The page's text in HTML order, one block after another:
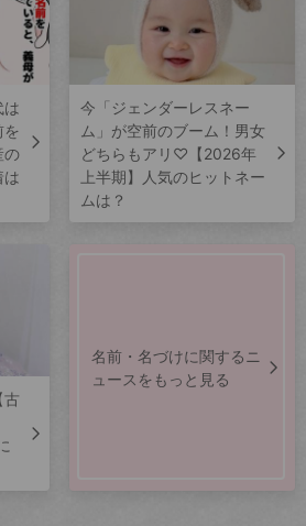
は
を
の
は
今「ジェンダーレスネー
ム」が空前のブーム！男女
どちらもアリ♡【2026年
上半期】人気のヒットネー
ムは？
古
名前・名づけに関するニ
ュースをもっと見る